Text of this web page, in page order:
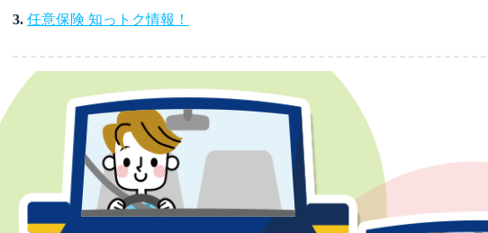
3. 任意保険 知っトク情報！